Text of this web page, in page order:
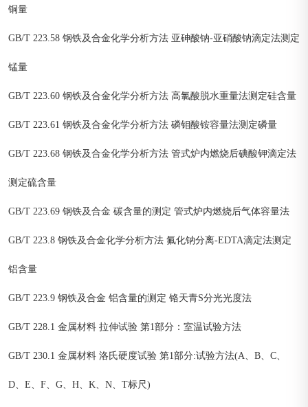
铜量
GB/T 223.58 钢铁及合金化学分析方法 亚砷酸钠-亚硝酸钠滴定法测定
锰量
GB/T 223.60 钢铁及合金化学分析方法 高氯酸脱水重量法测定硅含量
GB/T 223.61 钢铁及合金化学分析方法 磷钼酸铵容量法测定磷量
GB/T 223.68 钢铁及合金化学分析方法 管式炉内燃烧后碘酸钾滴定法
测定硫含量
GB/T 223.69 钢铁及合金 碳含量的测定 管式炉内燃烧后气体容量法
GB/T 223.8 钢铁及合金化学分析方法 氟化钠分离-EDTA滴定法测定
铝含量
GB/T 223.9 钢铁及合金 铝含量的测定 铬天青S分光光度法
GB/T 228.1 金属材料 拉伸试验 第1部分：室温试验方法
GB/T 230.1 金属材料 洛氏硬度试验 第1部分:试验方法(A、B、C、
D、E、F、G、H、K、N、T标尺)